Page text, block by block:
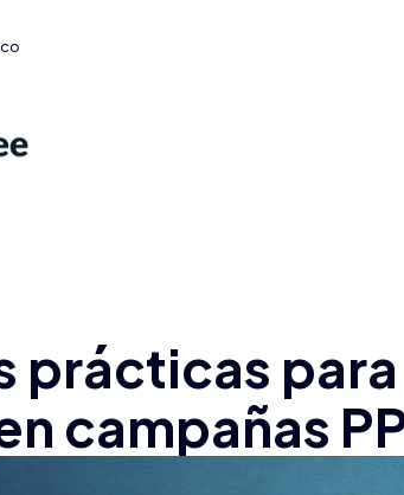
prácticas
campañas